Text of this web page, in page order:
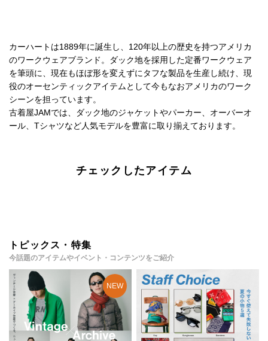
カーハートは1889年に誕生し、120年以上の歴史を持つアメリカ
のワークウェアブランド。ダック地を採用した定番ワークウェア
を筆頭に、現在もほぼ形を変えずにタフな製品を生産し続け、現
役のオーセンティックアイテムとして今もなおアメリカのワーク
シーンを担っています。
古着屋JAMでは、ダック地のジャケットやパーカー、オーバーオ
ール、Tシャツなど人気モデルを豊富に取り揃えております。
チェックしたアイテム
トピックス・特集
今話題のアイテムやイベント・コンテンツをご紹介